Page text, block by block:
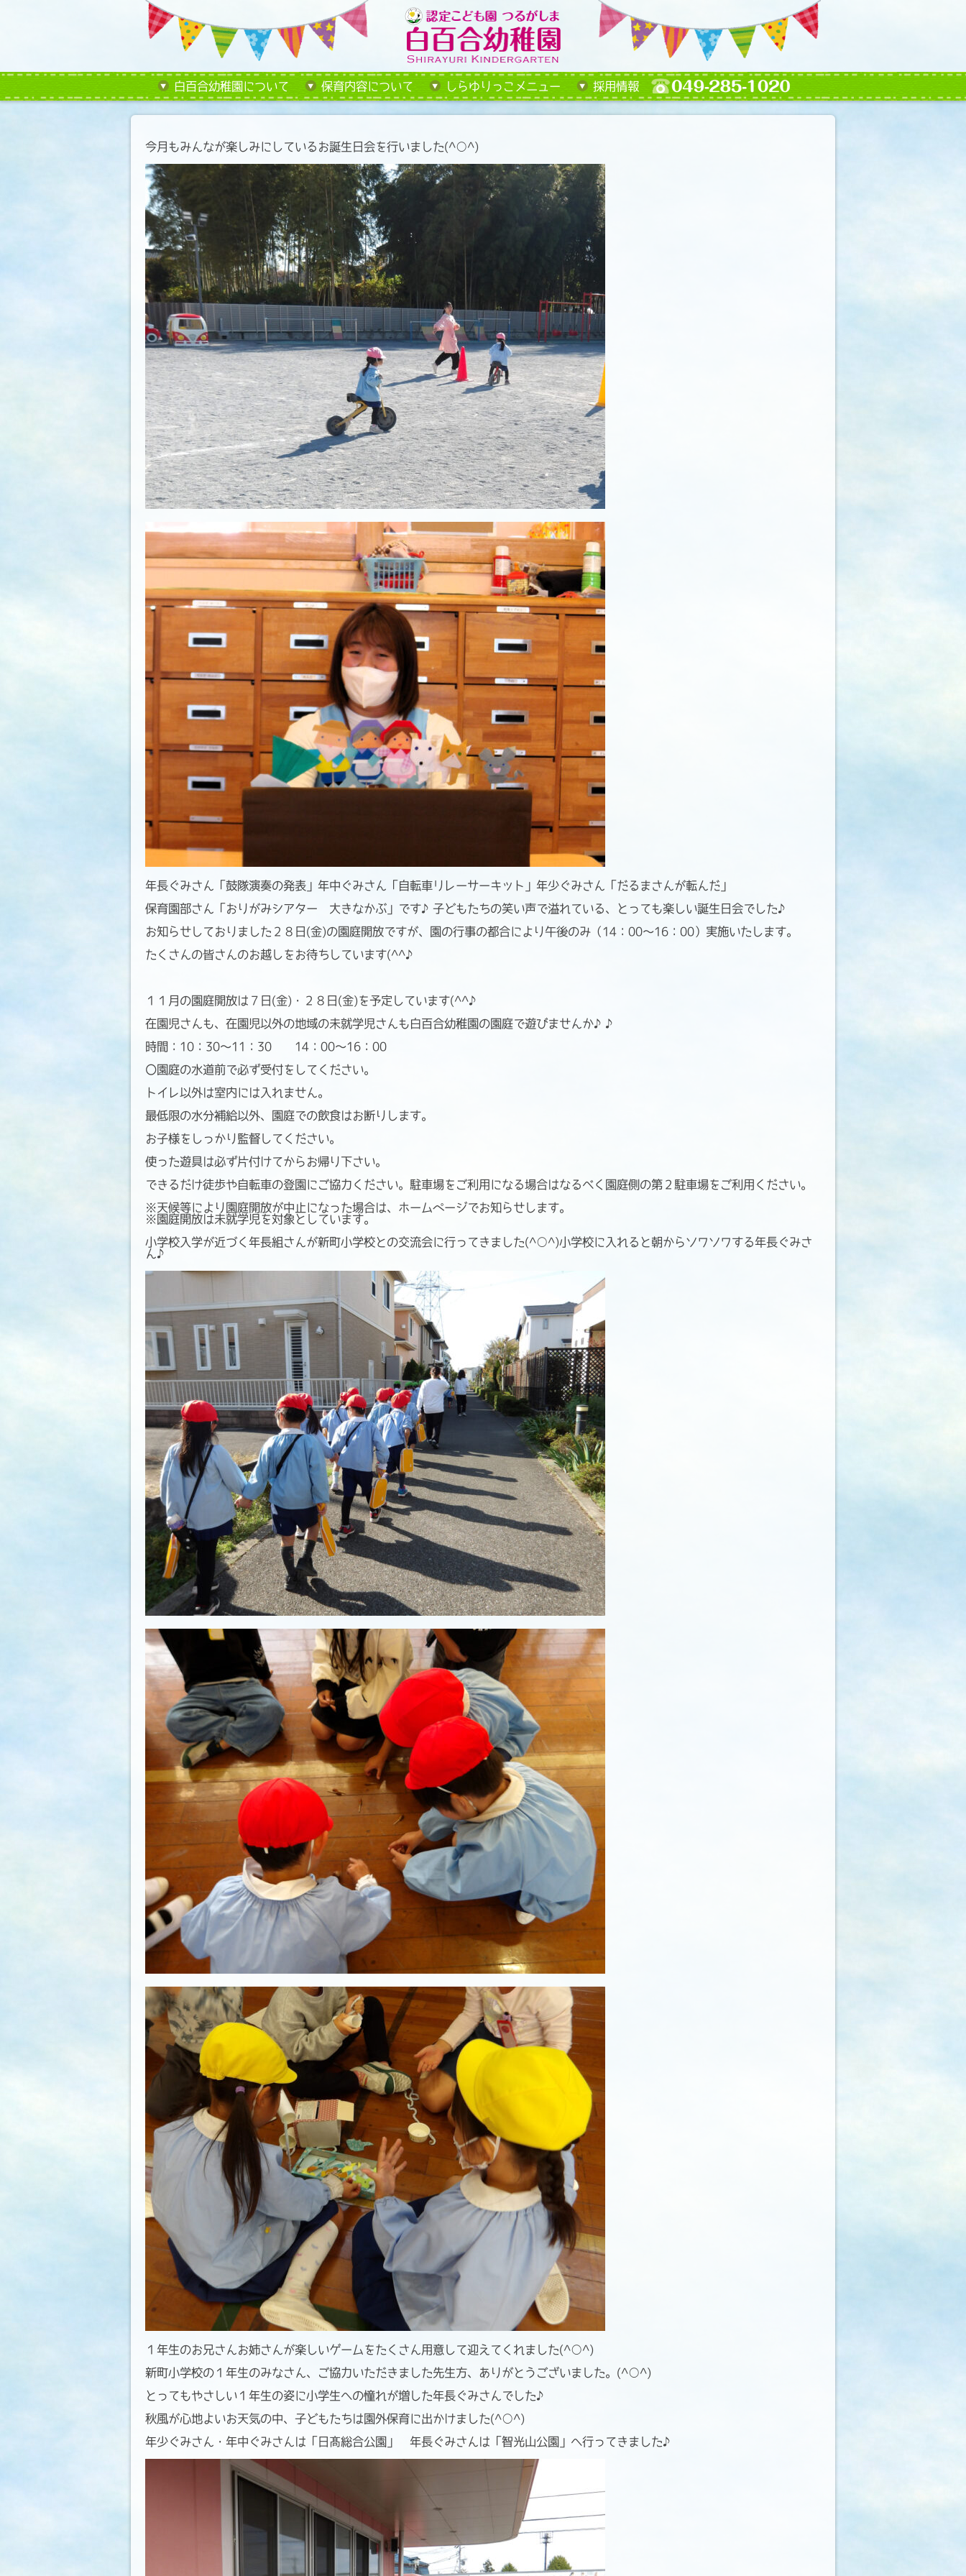
白百合幼稚園について 保育内容について しらゆりっこメニュー 採用情報
今月もみんなが楽しみにしているお誕生日会を行いました(^○^)
年長ぐみさん「鼓隊演奏の発表」年中ぐみさん「自転車リレーサーキット」年少ぐみさん「だるまさんが転んだ」
保育園部さん「おりがみシアター 大きなかぶ」です♪子どもたちの笑い声で溢れている、とっても楽しい誕生日会でした♪
お知らせしておりました２８日(金)の園庭開放ですが、園の行事の都合により午後のみ（14：00～16：00）実施いたします。
たくさんの皆さんのお越しをお待ちしています(^^♪
１１月の園庭開放は７日(金)・２８日(金)を予定しています(^^♪
在園児さんも、在園児以外の地域の未就学児さんも白百合幼稚園の園庭で遊びませんか♪♪
時間：10：30～11：30 14：00～16：00
〇園庭の水道前で必ず受付をしてください。
トイレ以外は室内には入れません。
最低限の水分補給以外、園庭での飲食はお断りします。
お子様をしっかり監督してください。
使った遊具は必ず片付けてからお帰り下さい。
できるだけ徒歩や自転車の登園にご協力ください。駐車場をご利用になる場合はなるべく園庭側の第２駐車場をご利用ください。
※天候等により園庭開放が中止になった場合は、ホームページでお知らせします。
※園庭開放は未就学児を対象としています。
小学校入学が近づく年長組さんが新町小学校との交流会に行ってきました(^○^)小学校に入れると朝からソワソワする年長ぐみさ
ん♪
１年生のお兄さんお姉さんが楽しいゲームをたくさん用意して迎えてくれました(^○^)
新町小学校の１年生のみなさん、ご協力いただきました先生方、ありがとうございました。(^○^)
とってもやさしい１年生の姿に小学生への憧れが増した年長ぐみさんでした♪
秋風が心地よいお天気の中、子どもたちは園外保育に出かけました(^○^)
年少ぐみさん・年中ぐみさんは「日髙総合公園」 年長ぐみさんは「智光山公園」へ行ってきました♪